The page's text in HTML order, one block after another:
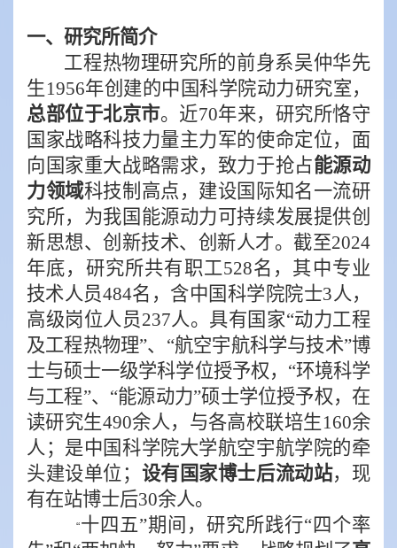
一、研究所简介
工程热物理研究所的前身系吴仲华先
生1956年创建的中国科学院动力研究室，
总部位于北京市。近70年来，研究所恪守
国家战略科技力量主力军的使命定位，面
向国家重大战略需求，致力于抢占能源动
力领域科技制高点，建设国际知名一流研
究所，为我国能源动力可持续发展提供创
新思想、创新技术、创新人才。截至2024
年底，研究所共有职工528名，其中专业
技术人员484名，含中国科学院院士3人，
高级岗位人员237人。具有国家“动力工程
及工程热物理”、“航空宇航科学与技术”博
士与硕士一级学科学位授予权，“环境科学
与工程”、“能源动力”硕士学位授予权，在
读研究生490余人，与各高校联培生160余
人；是中国科学院大学航空宇航学院的牵
头建设单位； 设有国家博士后流动站，现
有在站博士后30余人。
“十四五”期间，研究所践行“四个率